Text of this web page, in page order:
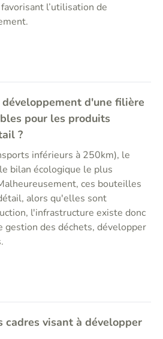
l’utilisation de
d'une filière
pour les produits
?
inférieurs à 250km), le
bilan écologique le plus
ces bouteilles
alors qu'elles sont
l'infrastructure existe donc
gestion des déchets, développer
cadres visant à développer